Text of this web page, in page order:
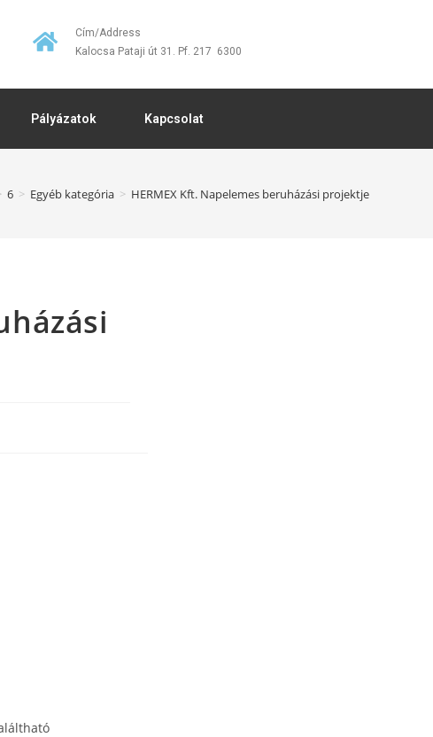
Cím/Address
Kalocsa Pataji út 31. Pf. 217 6300
Pályázatok Kapcsolat
6 > Egyéb kategória > HERMEX Kft. Napelemes beruházási projektje